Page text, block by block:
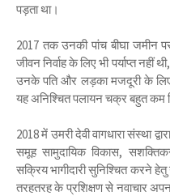
पड़ता था।
2017 तक उनकी पांच बीघा जमीन
जीवन निर्वाह के लिए भी पर्याप्त नहीं
उनके पति और लड़का मजदूरी के
यह अनिश्चित पलायन चक्र बहुत कम
2018 में उमरी देवी वागधारा संस्था
समूह सामुदायिक विकास,
सक्रिय भागीदारी सुनिश्चित करने
तरहतरह के प्रशिक्षण से नवाचार